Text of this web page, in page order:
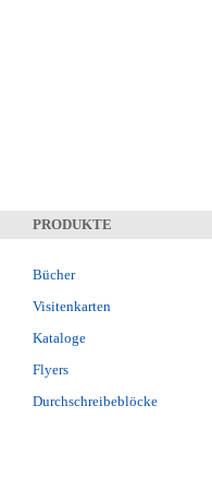
PRODUKTE
Bücher
Visitenkarten
Kataloge
Flyers
Durchschreibeblöcke